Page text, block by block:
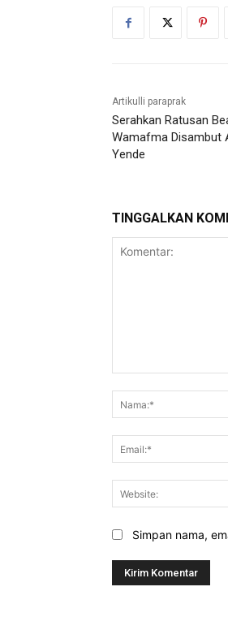
Artikulli paraprak
Serahkan Ratusan
Wamafma Disambut
Yende
TINGGALKAN
Simpan nama,